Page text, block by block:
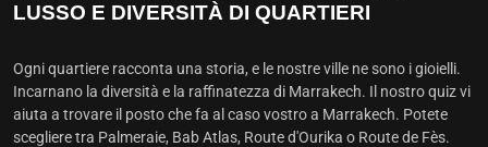
LUSSO E DIVERSITÀ DI QUARTIERI
Ogni quartiere racconta una storia, e le nostre ville ne sono i gioielli.
Incarnano la diversità e la raffinatezza di Marrakech. Il nostro quiz vi
aiuta a trovare il posto che fa al caso vostro a Marrakech. Potete
scegliere tra Palmeraie, Bab Atlas, Route d'Ourika o Route de Fès.